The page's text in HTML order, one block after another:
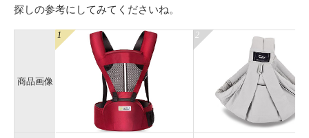
探しの参考にしてみてくださいね。
商品画像